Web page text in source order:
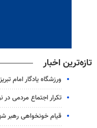
تازه‌ترین اخبار
ورزشگاه یادگار امام
تکرار اجتماع مردمی در
قیام خونخواهی رهبر